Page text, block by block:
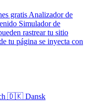
gratis Analizador de
Simulador de
rastrear tu sitio
tu página se inyecta con
🇩🇰 Dansk